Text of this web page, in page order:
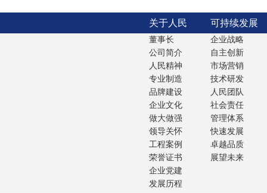
关于人民 可持续发展
董事长
公司简介
人民精神
专业制造
品牌建设
企业文化
做大做强
领导关怀
工程案例
荣誉证书
企业党建
发展历程
企业战略
自主创新
市场营销
技术研发
人民团队
社会责任
管理体系
快速发展
卓越品质
展望未来